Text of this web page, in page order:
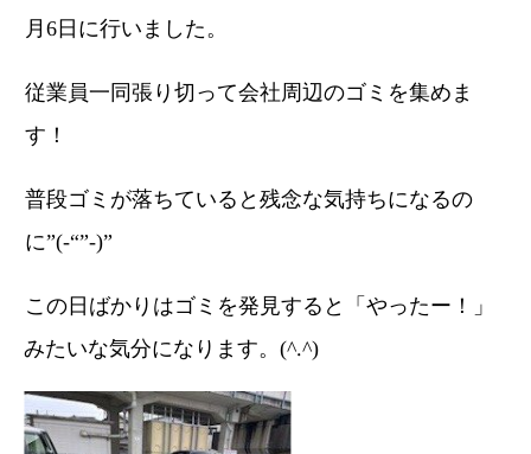
月6日に行いました。
従業員一同張り切って会社周辺のゴミを集めま
す！
普段ゴミが落ちていると残念な気持ちになるの
に”(-“”-)”
この日ばかりはゴミを発見すると「やったー！」
みたいな気分になります。(^.^)